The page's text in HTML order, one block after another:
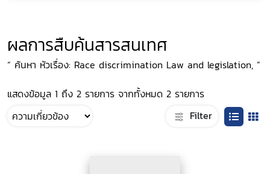
ผลการสืบค้นสารสนเทศ
“ ค้นหา หัวเรื่อง: Race discrimination Law and legislation, ”
แสดงข้อมูล 1 ถึง 2 รายการ จากทั้งหมด 2 รายการ
Filter